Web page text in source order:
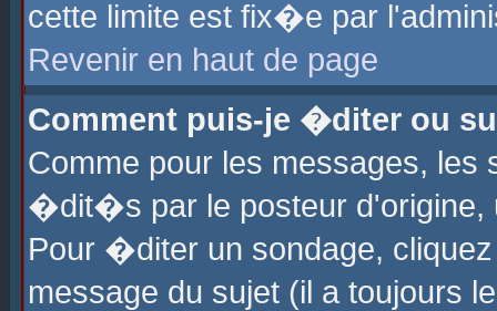
cette limite est fix�e par
Revenir en haut de page
Comment puis-je �diter ou
Comme pour les messages,
�dit�s par le posteur d'origine,
Pour �diter un sondage,
message du sujet (il a toujours